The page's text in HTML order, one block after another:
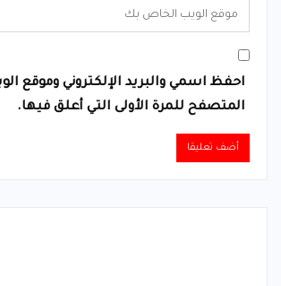
احفظ اسمي والبريد الإلكتروني وموقع
المتصفح للمرة الأولى التي أعلق فيها.